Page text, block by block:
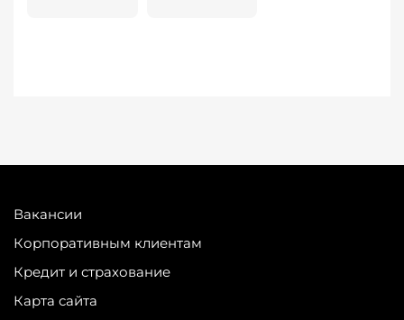
Вакансии
Корпоративным клиентам
Кредит и страхование
Карта сайта